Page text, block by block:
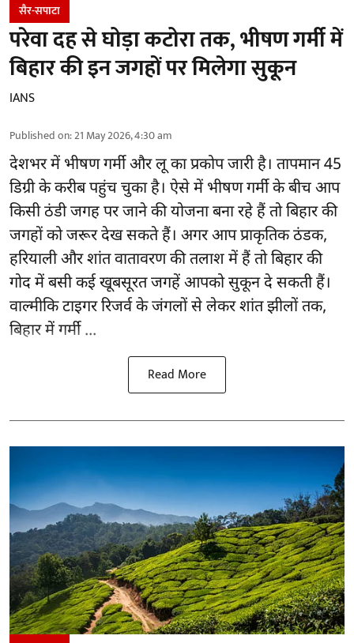
सैर-सपाटा
परेवा दह से घोड़ा कटोरा तक, भीषण गर्मी में
बिहार की इन जगहों पर मिलेगा सुकून
IANS
Published on:21 May 2026, 4:30 am
देशभर में भीषण गर्मी और लू का प्रकोप जारी है। तापमान 45
डिग्री के करीब पहुंच चुका है। ऐसे में भीषण गर्मी के बीच आप
किसी ठंडी जगह पर जाने की योजना बना रहे हैं तो बिहार की
जगहों को जरूर देख सकते हैं। अगर आप प्राकृतिक ठंडक,
हरियाली और शांत वातावरण की तलाश में हैं तो बिहार की
गोद में बसी कई खूबसूरत जगहें आपको सुकून दे सकती हैं।
वाल्मीकि टाइगर रिजर्व के जंगलों से लेकर शांत झीलों तक,
बिहार में गर्मी ...
Read More